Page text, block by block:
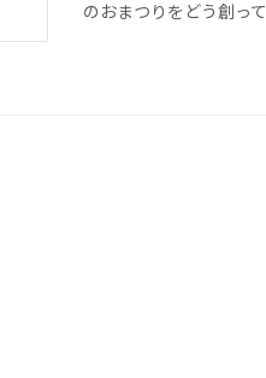
のおまつりをどう創っ